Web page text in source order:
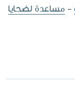
- مساعدة لضحايا